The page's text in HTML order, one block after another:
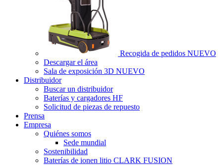
Recogida de pedidos NUEVO
Descargar el área
Sala de exposición 3D NUEVO
Distribuidor
Buscar un distribuidor
Baterías y cargadores HF
Solicitud de piezas de repuesto
Prensa
Empresa
Quiénes somos
Sede mundial
Sostenibilidad
Baterías de ionen litio CLARK FUSION